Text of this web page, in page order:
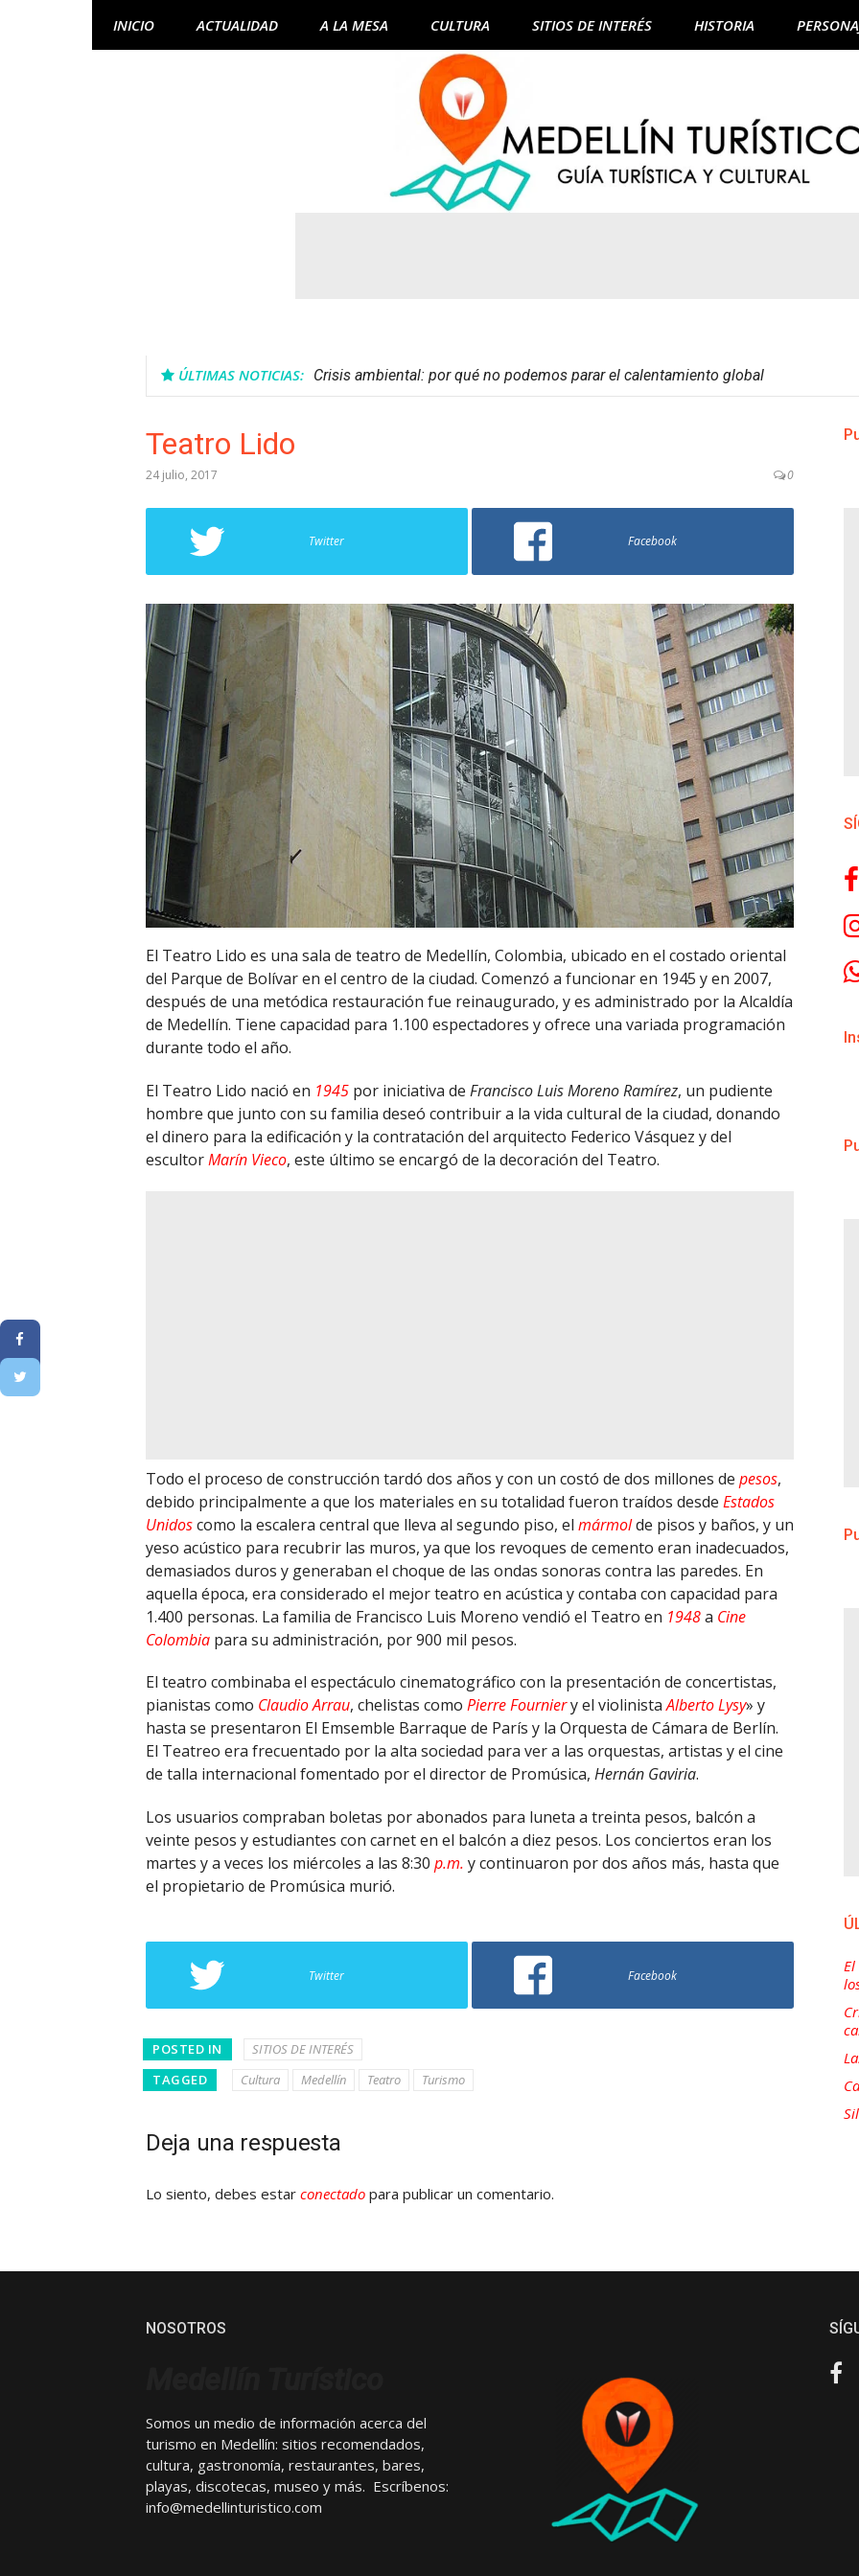
INICIO ACTUALIDAD A LA MESA CULTURA SITIOS DE INTERÉS HISTORIA
ÚLTIMAS NOTICIAS: Crisis ambiental: por qué no podemos parar el calentamiento global
Teatro Lido
24 julio, 2017 0
Twitter Facebook
El Teatro Lido es una sala de teatro de Medellín, Colombia, ubicado en el costado oriental
del Parque de Bolívar en el centro de la ciudad. Comenzó a funcionar en 1945 y en 2007,
después de una metódica restauración fue reinaugurado, y es administrado por la Alcaldía
de Medellín. Tiene capacidad para 1.100 espectadores y ofrece una variada programación
durante todo el año.
El Teatro Lido nació en 1945 por iniciativa de Francisco Luis Moreno Ramírez, un pudiente
hombre que junto con su familia deseó contribuir a la vida cultural de la ciudad, donando
el dinero para la edificación y la contratación del arquitecto Federico Vásquez y del
escultorMarín Vieco, este último se encargó de la decoración del Teatro.
Todo el proceso de construcción tardó dos años y con un costó de dos millones de pesos,
debido principalmente a que los materiales en su totalidad fueron traídos desde Estados
Unidoscomo la escalera central que lleva al segundo piso, el mármolde pisos y baños, y un
yeso acústico para recubrir las muros, ya que los revoques de cemento eran inadecuados,
demasiados duros y generaban el choque de las ondas sonoras contra las paredes. En
aquella época, era considerado el mejor teatro en acústica y contaba con capacidad para
1.400 personas. La familia de Francisco Luis Moreno vendió el Teatro en 1948a Cine
Colombia para su administración, por 900 mil pesos.
El teatro combinaba el espectáculo cinematográfico con la presentación de concertistas,
pianistas como Claudio Arrau, chelistas como Pierre Fourniery el violinistaAlberto Lysy» y
hasta se presentaron El Emsemble Barraque de París y la Orquesta de Cámara de Berlín.
El Teatreo era frecuentado por la alta sociedad para ver a las orquestas, artistas y el cine
de talla internacional fomentado por el director de Promúsica, Hernán Gaviria.
Los usuarios compraban boletas por abonados para luneta a treinta pesos, balcón a
veinte pesos y estudiantes con carnet en el balcón a diez pesos. Los conciertos eran los
martes y a veces los miércoles a las 8:30 p.m. y continuaron por dos años más, hasta que
el propietario de Promúsica murió.
Twitter Facebook
POSTED IN
SITIOS DE INTERÉS
TAGGED
Cultura Medellín Teatro Turismo
Deja una respuesta
Lo siento, debes estar conectado para publicar un comentario.
NOSOTROS
Somos un medio de información acerca del
turismo en Medellín: sitios recomendados,
cultura, gastronomía, restaurantes, bares,
playas, discotecas, museo y más. Escríbenos:
info@medellinturistico.com